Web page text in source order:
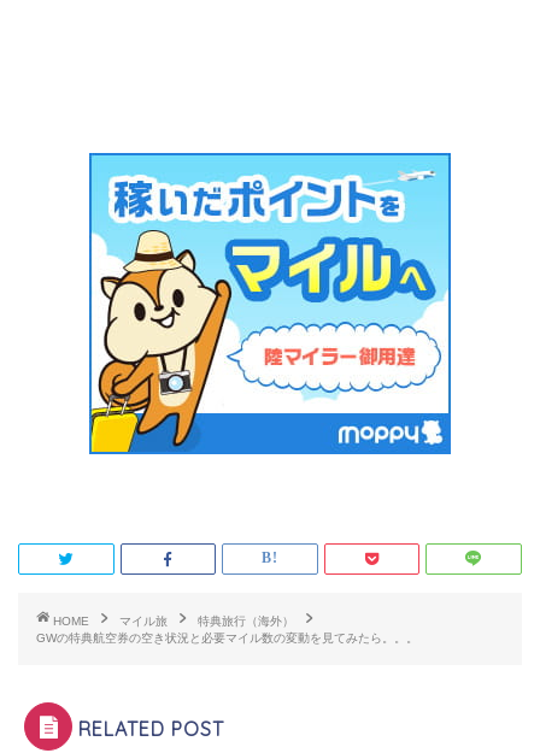
HOME マイル旅
特典旅行（海外）
GWの特典航空券の空き状況と必要マイル数の変動を見てみたら。。。
RELATED POST